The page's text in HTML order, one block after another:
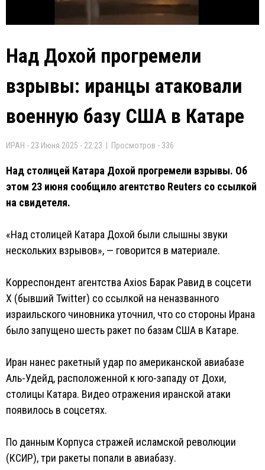
Над Дохой прогремели
взрывы: иранцы атаковали
военную базу США в Катаре
ИРАН - 23 Июня 2025 - 22:23 | Просмотров - 336
Над столицей Катара Дохой прогремели взрывы. Об
этом 23 июня сообщило агентство Reuters со ссылкой
на свидетеля.
«Над столицей Катара Дохой были слышны звуки
нескольких взрывов», — говорится в материале.
Корреспондент агентства Axios Барак Равид в соцсети
X (бывший Twitter) со ссылкой на неназванного
израильского чиновника уточнил, что со стороны Ирана
было запущено шесть ракет по базам США в Катаре.
Иран нанес ракетный удар по американской авиабазе
Аль-Удейд, расположенной к юго-западу от Дохи,
столицы Катара. Видео отражения иранской атаки
появилось в соцсетях.
По данным Корпуса стражей исламской революции
(КСИР), три ракеты попали в авиабазу.